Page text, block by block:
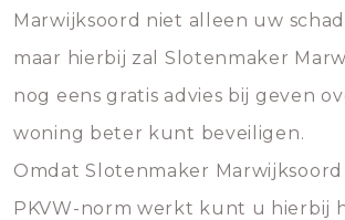
Marwijksoord niet alleen uw
maar hierbij zal Slotenmaker
nog eens gratis advies bij geven
woning beter kunt beveiligen.
Omdat Slotenmaker
PKVW-norm werkt kunt u hierbij